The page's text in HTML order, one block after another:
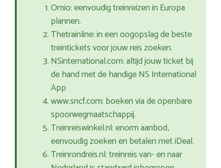
Omio: eenvoudig treinreizen in Europa
plannen.
Thetrainline: in een oogopslag de beste
treintickets voor jouw reis zoeken.
NSinternational.com: altijd jouw ticket bij
de hand met de handige NS International
App
www.sncf.com: boeken via de openbare
spoorwegmaatschappij.
Treinreiswinkel.nl: enorm aanbod,
eenvoudig zoeken en betalen met iDeal.
Treinrondreis.nl: treinreis van- en naar